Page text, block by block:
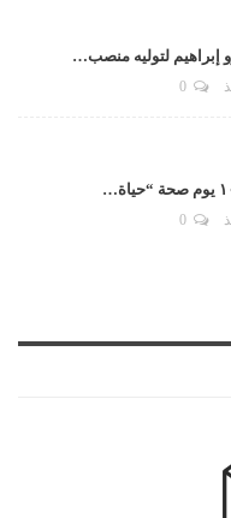
إبراهيم لتوليه منصب…